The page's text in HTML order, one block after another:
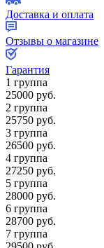
Доставка и оплата
Отзывы о магазине
Гарантия
1 группа
25000 руб.
2 группа
25750 руб.
3 группа
26500 руб.
4 группа
27250 руб.
5 группа
28000 руб.
6 группа
28700 руб.
7 группа